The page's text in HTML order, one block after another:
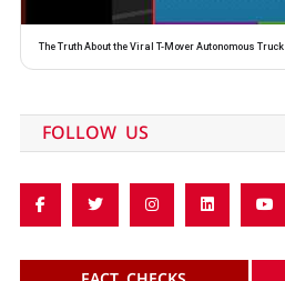
The Truth About the Viral T-Mover Autonomous Truck
FOLLOW US